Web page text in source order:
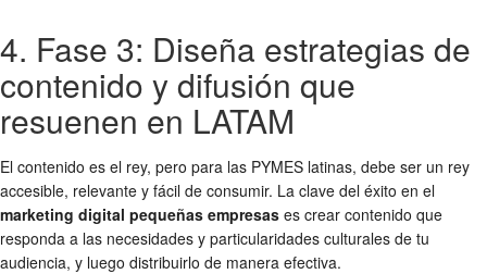
4. Fase 3: Diseña estrategias de
contenido y difusión que
resuenen en LATAM
El contenido es el rey, pero para las PYMES latinas, debe ser un rey
accesible, relevante y fácil de consumir. La clave del éxito en el
marketing digital pequeñas empresas es crear contenido que
responda a las necesidades y particularidades culturales de tu
audiencia, y luego distribuirlo de manera efectiva.